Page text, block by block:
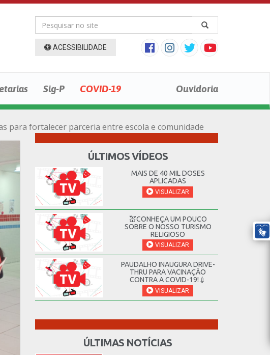
ACESSIBILIDADE
Sig-P COVID-19 Ouvidoria
para fortalecer parceria entre escola e comunidade
ÚLTIMOS VÍDEOS
MAIS DE 40 MIL DOSES
APLICADAS
VISUALIZAR
💒CONHEÇA UM POUCO
SOBRE O NOSSO TURISMO
RELIGIOSO
VISUALIZAR
PAUDALHO INAUGURA DRIVE-
THRU PARA VACINAÇÃO
CONTRA A COVID-19!💉
VISUALIZAR
ÚLTIMAS NOTÍCIAS